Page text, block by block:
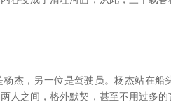
，另一位是驾驶员。杨杰站在船
人之间，格外默契，甚至不用过多